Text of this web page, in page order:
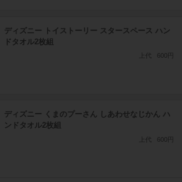
ディズニー トイストーリー スタースペース ハン
ドタオル2枚組
上代 600円
ディズニー くまのプーさん しあわせなじかん ハ
ンドタオル2枚組
上代 600円